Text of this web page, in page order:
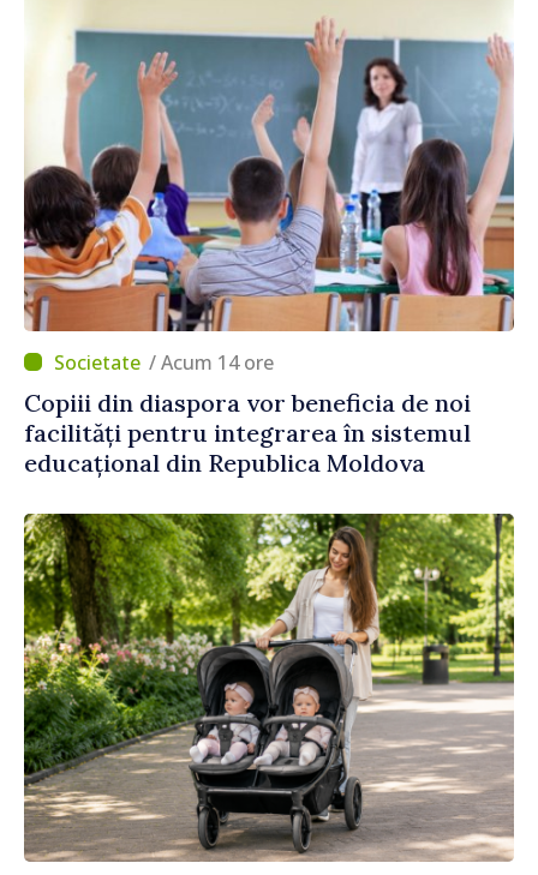
/ Acum 14 ore
Copiii din diaspora vor beneficia de noi
facilități pentru integrarea în sistemul
educațional din Republica Moldova